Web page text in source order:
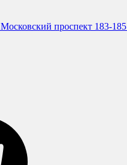
Московский проспект 183-185